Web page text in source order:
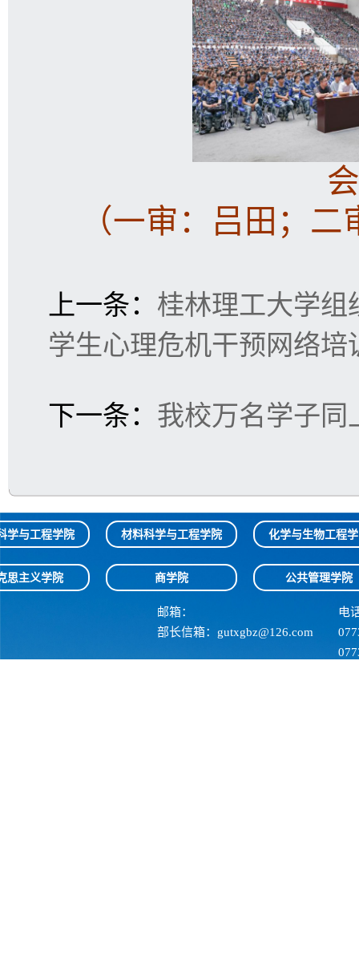
（一审：吕田；
上一条： 桂林理工大学组
学生心理危机干预网络培
下一条： 我校万名学子同
学与工程学院 材料科学与工程学院 化学与生物工程
思主义学院 商学院 公共管理学院
邮箱：
部长信箱：gutxgbz@126.com
电